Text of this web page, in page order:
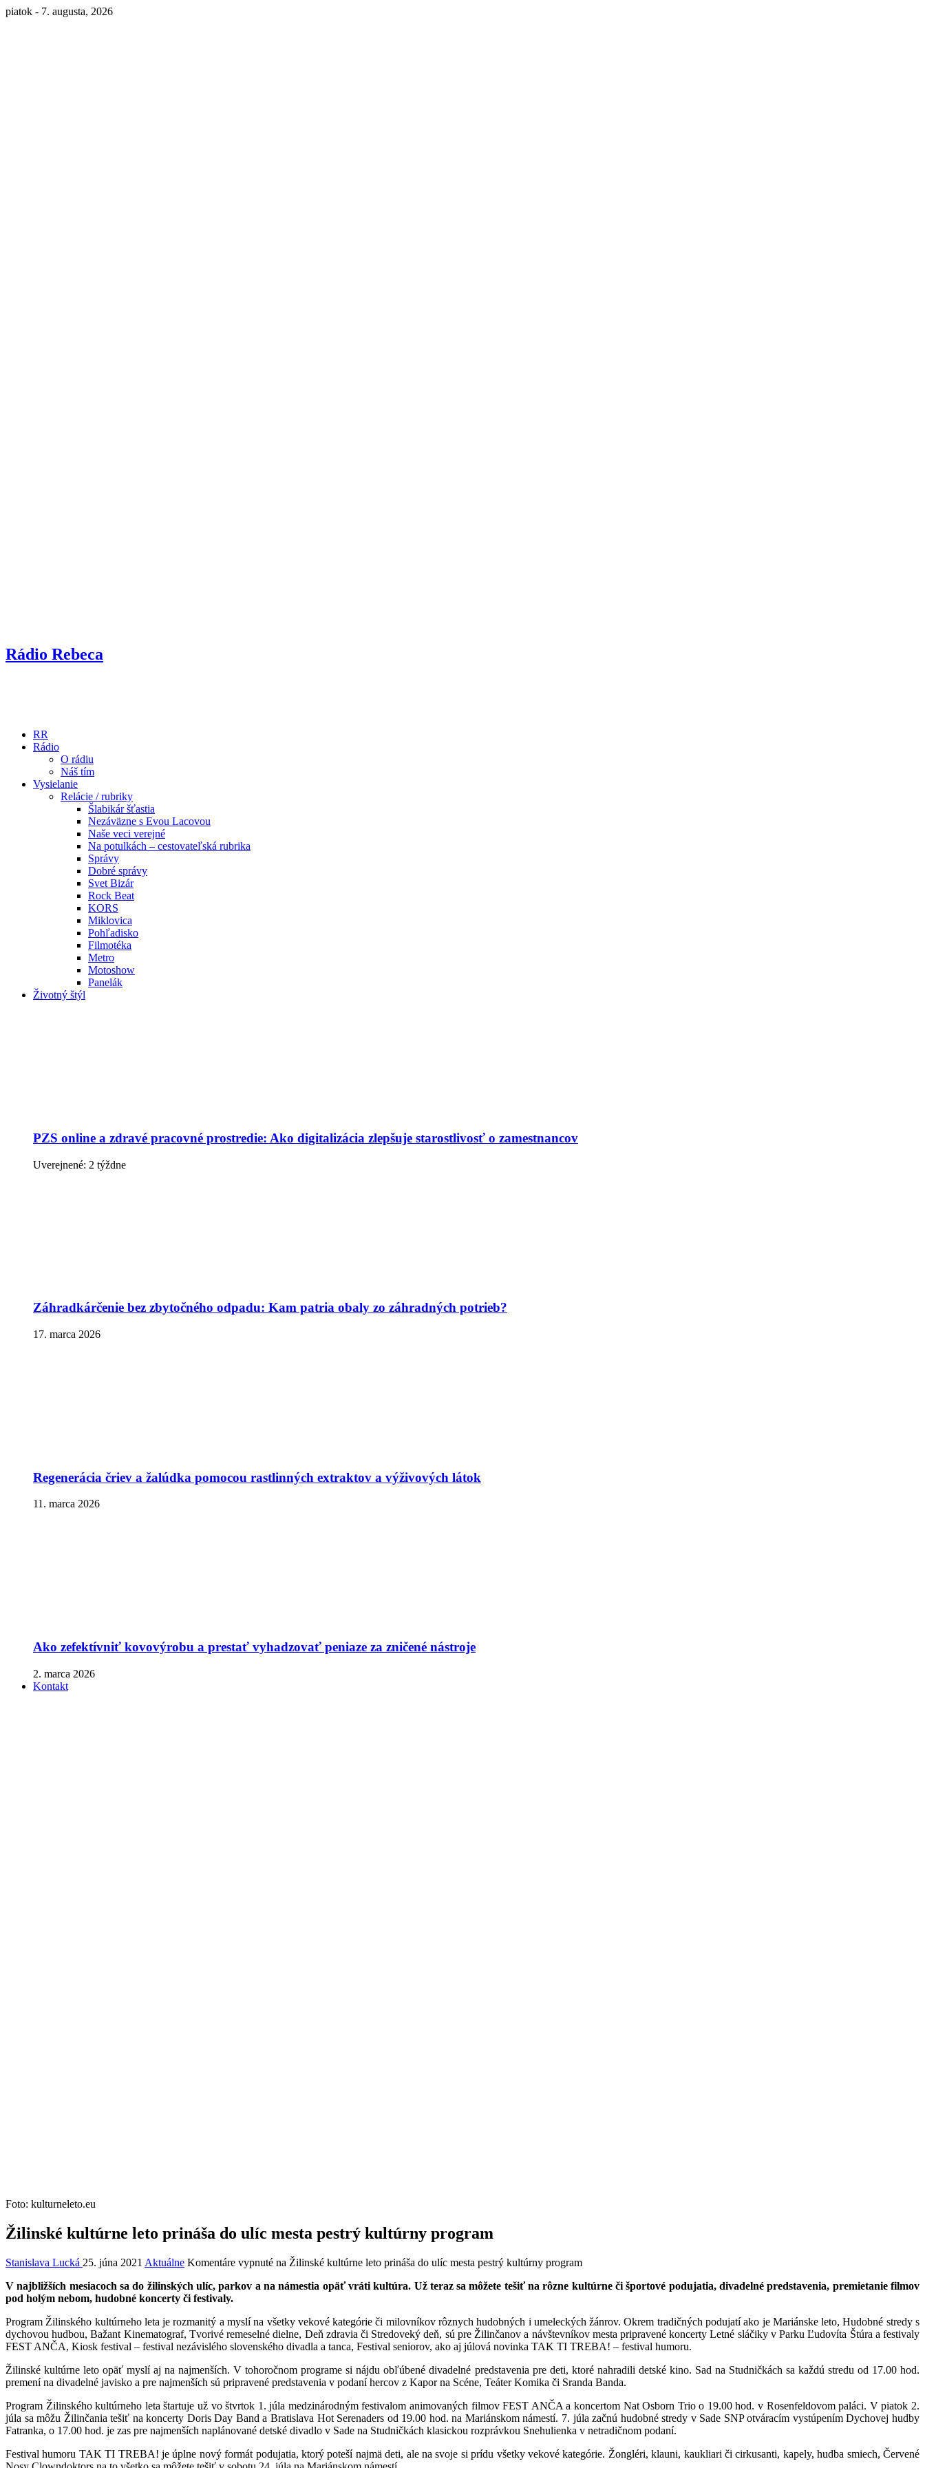
piatok - 7. augusta, 2026
Rádio Rebeca
RR
Rádio
O rádiu
Náš tím
Vysielanie
Relácie / rubriky
Šlabikár šťastia
Nezáväzne s Evou Lacovou
Naše veci verejné
Na potulkách – cestovateľská rubrika
Správy
Dobré správy
Svet Bizár
Rock Beat
KORS
Miklovica
Pohľadisko
Filmotéka
Metro
Motoshow
Panelák
Životný štýl
PZS online a zdravé pracovné prostredie: Ako digitalizácia zlepšuje starostlivosť o zamestnancov
Uverejnené: 2 týždne
Záhradkárčenie bez zbytočného odpadu: Kam patria obaly zo záhradných potrieb?
17. marca 2026
Regenerácia čriev a žalúdka pomocou rastlinných extraktov a výživových látok
11. marca 2026
Ako zefektívniť kovovýrobu a prestať vyhadzovať peniaze za zničené nástroje
2. marca 2026
Kontakt
Foto: kulturneleto.eu
Žilinské kultúrne leto prináša do ulíc mesta pestrý kultúrny program
Stanislava Lucká 25. júna 2021 Aktuálne Komentáre vypnuté na Žilinské kultúrne leto prináša do ulíc mesta pestrý kultúrny program
V najbližších mesiacoch sa do žilinských ulíc, parkov a na námestia opäť vráti kultúra. Už teraz sa môžete tešiť na rôzne kultúrne či športové podujatia, divadelné predstavenia, premietanie filmov
pod holým nebom, hudobné koncerty či festivaly.
Program Žilinského kultúrneho leta je rozmanitý a myslí na všetky vekové kategórie či milovníkov rôznych hudobných i umeleckých žánrov. Okrem tradičných podujatí ako je Mariánske leto, Hudobné stredy s
dychovou hudbou, Bažant Kinematograf, Tvorivé remeselné dielne, Deň zdravia či Stredoveký deň, sú pre Žilinčanov a návštevníkov mesta pripravené koncerty Letné sláčiky v Parku Ľudovíta Štúra a festivaly
FEST ANČA, Kiosk festival – festival nezávislého slovenského divadla a tanca, Festival seniorov, ako aj júlová novinka TAK TI TREBA! – festival humoru.
Žilinské kultúrne leto opäť myslí aj na najmenších. V tohoročnom programe si nájdu obľúbené divadelné predstavenia pre deti, ktoré nahradili detské kino. Sad na Studničkách sa každú stredu od 17.00 hod.
premení na divadelné javisko a pre najmenších sú pripravené predstavenia v podaní hercov z Kapor na Scéne, Teáter Komika či Sranda Banda.
Program Žilinského kultúrneho leta štartuje už vo štvrtok 1. júla medzinárodným festivalom animovaných filmov FEST ANČA a koncertom Nat Osborn Trio o 19.00 hod. v Rosenfeldovom paláci. V piatok 2.
júla sa môžu Žilinčania tešiť na koncerty Doris Day Band a Bratislava Hot Serenaders od 19.00 hod. na Mariánskom námestí. 7. júla začnú hudobné stredy v Sade SNP otváracím vystúpením Dychovej hudby
Fatranka, o 17.00 hod. je zas pre najmenších naplánované detské divadlo v Sade na Studničkách klasickou rozprávkou Snehulienka v netradičnom podaní.
Festival humoru TAK TI TREBA! je úplne nový formát podujatia, ktorý poteší najmä deti, ale na svoje si prídu všetky vekové kategórie. Žongléri, klauni, kaukliari či cirkusanti, kapely, hudba smiech, Červené